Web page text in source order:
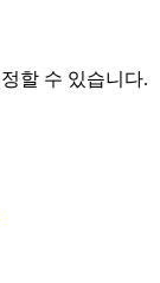
할 수 있습니다.